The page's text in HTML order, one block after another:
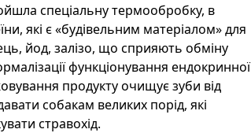
спеціальну термообробку, в
які є «будівельним матеріалом» для
йод, залізо, що сприяють обміну
функціонування ендокринної
продукту очищує зуби від
собакам великих порід, які
стравохід.